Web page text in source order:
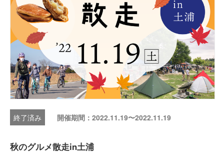
開催期間：2022.11.19〜2022.11.19
秋のグルメ散走in土浦